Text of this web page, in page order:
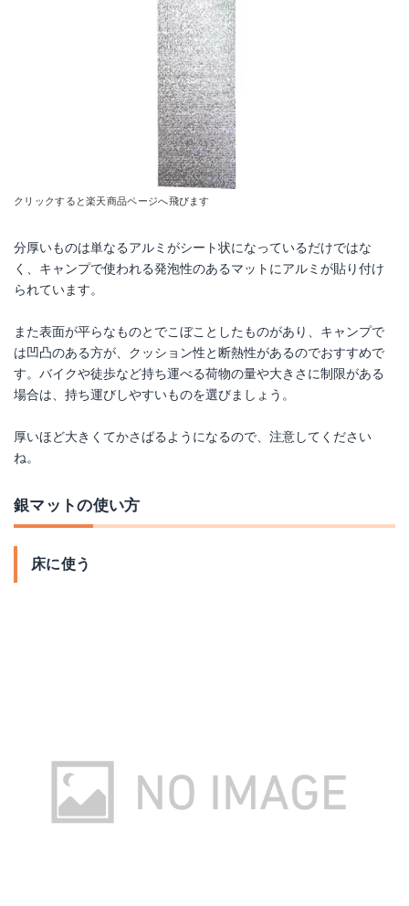
クリックすると楽天商品ページへ飛びます
分厚いものは単なるアルミがシート状になっているだけではな
く、キャンプで使われる発泡性のあるマットにアルミが貼り付け
られています。
また表面が平らなものとでこぼことしたものがあり、キャンプで
は凹凸のある方が、クッション性と断熱性があるのでおすすめで
す。バイクや徒歩など持ち運べる荷物の量や大きさに制限がある
場合は、持ち運びしやすいものを選びましょう。
厚いほど大きくてかさばるようになるので、注意してください
ね。
銀マットの使い方
床に使う